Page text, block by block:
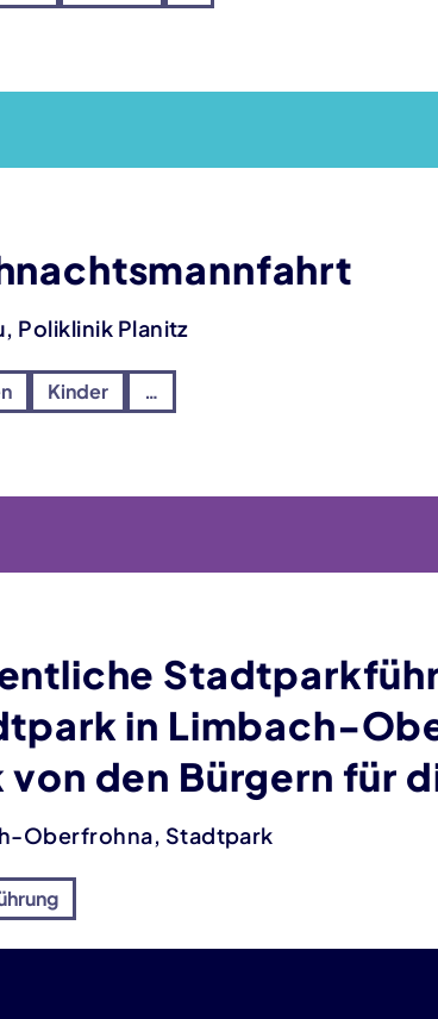
Poliklinik Planitz
Kinder …
in Limbach-
von den Bürgern für
Oberfrohna, Stadtpark